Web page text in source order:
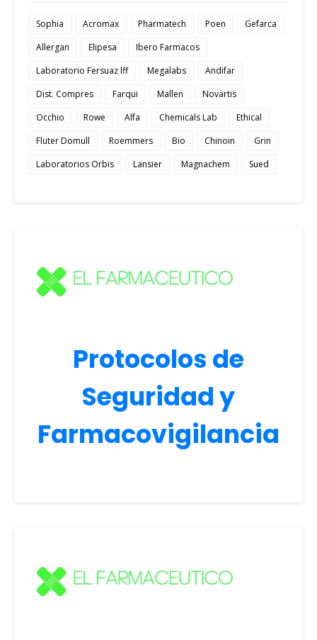
Sophia Acromax Pharmatech Poen
Gefarca
Allergan
Elipesa
Ibero Farmacos
Laboratorio Fersuaz lff
Megalabs
Andifar
Dist. Compres
Farqui Mallen
Novartis
Occhio
Rowe Alfa Chemicals Lab
Ethical
Fluter Domull
Roemmers Bio Chinoin
Grin
Laboratorios Orbis
Lansier Magnachem Sued
Protocolos de
Seguridad y
Farmacovigilancia